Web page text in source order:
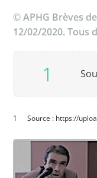
© APHG Brèves
12/02/2020. Tous
Source : https://